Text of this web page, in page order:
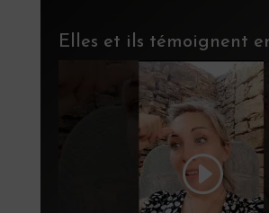
Elles et ils témoignent